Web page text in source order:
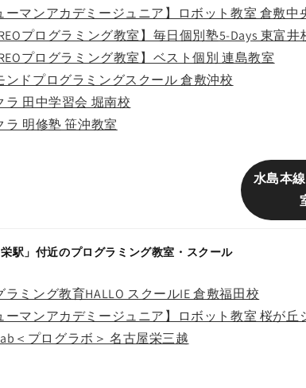
ーマンアカデミージュニア】ロボット教室 倉敷中
プログラミング教室】毎日個別塾5-Days 東富井
プログラミング教室】ベスト個別 連島教室
ンドプログラミングスクール 倉敷沖校
ラ 田中学習会 堀南校
ラ 明修塾 笹沖教室
水島本
駅」付近のプログラミング教室・スクール
ラミング教育HALLO スクールIE 倉敷福田校
ーマンアカデミージュニア】ロボット教室 桜が丘
＜プログラボ＞ 名古屋栄三越